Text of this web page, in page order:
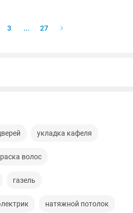
3 ... 27
укладка кафеля
волос
газель
натяжной потолок